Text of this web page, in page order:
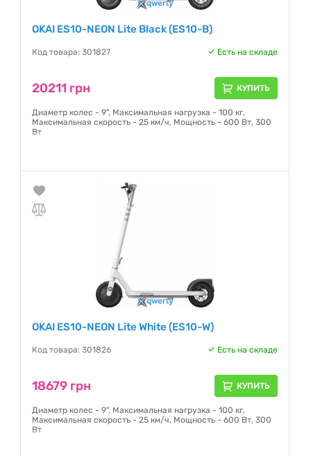
OKAI ES10-NEON Lite Black (ES10-B)
Код товара: 301827 Есть на складе
20211 грн КУПИТЬ
Диаметр колес - 9", Максимальная нагрузка - 100 кг,
Максимальная скорость - 25 км/ч, Мощность - 600 Вт, 300
Вт
OKAI ES10-NEON Lite White (ES10-W)
Код товара: 301826 Есть на складе
18679 грн КУПИТЬ
Диаметр колес - 9", Максимальная нагрузка - 100 кг,
Максимальная скорость - 25 км/ч, Мощность - 600 Вт, 300
Вт